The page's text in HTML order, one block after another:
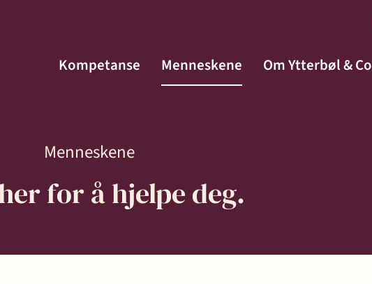
Kompetanse Menneskene Om Ytterbøl & Co
Menneskene
for å hjelpe deg.
Menneskene